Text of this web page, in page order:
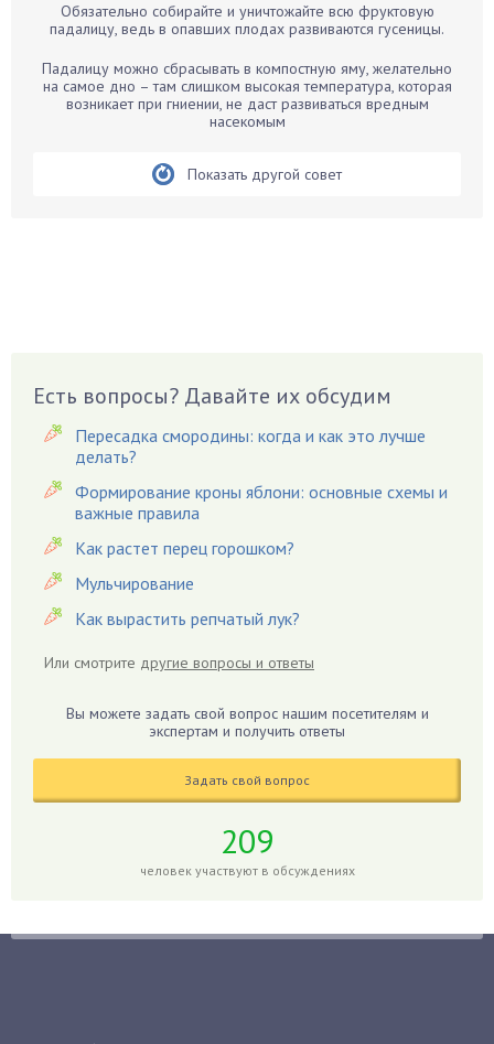
Бархатцы
Белые грибы
Бирючина
Вишня
Вредители
Гардения
Гацания
Гвоздики
Георгины
Герань
Гиацинт
Гиппеаструм
Годжи
Голубика
Обязательно собирайте и уничтожайте всю фруктовую
падалицу, ведь в опавших плодах развиваются гусеницы.
Падалицу можно сбрасывать в компостную яму, желательно
на самое дно – там слишком высокая температура, которая
возникает при гниении, не даст развиваться вредным
насекомым
Показать другой совет
Есть вопросы? Давайте их обсудим
Пересадка смородины: когда и как это лучше
делать?
Формирование кроны яблони: основные схемы и
важные правила
Как растет перец горошком?
Мульчирование
Как вырастить репчатый лук?
Или смотрите другие вопросы и ответы
Вы можете задать свой вопрос нашим посетителям и
экспертам и получить ответы
Задать свой вопрос
209
человек участвуют в обсуждениях